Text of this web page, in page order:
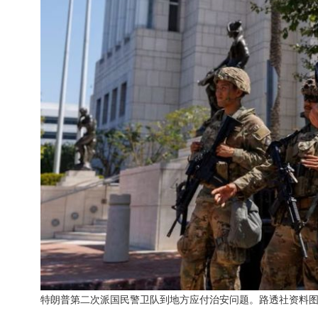
特朗普第二次派国民警卫队到地方应付治安问题。路透社资料